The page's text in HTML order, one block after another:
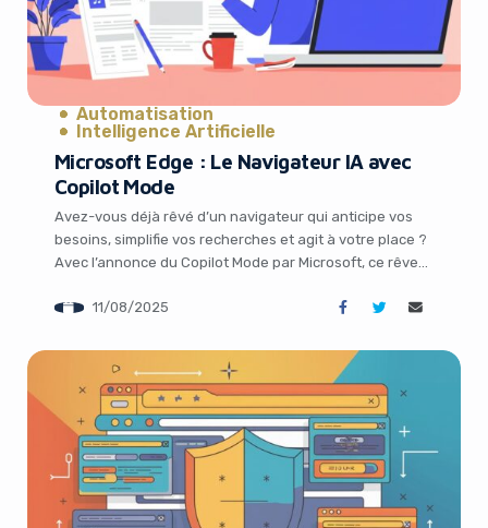
Automatisation
Intelligence Artificielle
Microsoft Edge : Le Navigateur IA avec
Copilot Mode
Avez-vous déjà rêvé d’un navigateur qui anticipe vos
besoins, simplifie vos recherches et agit à votre place ?
Avec l’annonce du Copilot Mode par Microsoft, ce rêve
nouvelle fonctionnalité du navigateur Microsoft Edge,
interagissons avec le web. Dans un monde […]
11/08/2025